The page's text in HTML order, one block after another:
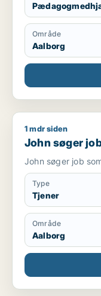
Område
Aalborg
John søger job
1 mdr siden
John søger
John søger job
Type
Tjener
Område
Aalborg